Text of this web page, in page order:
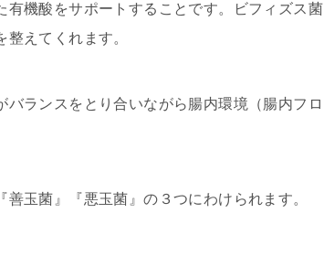
機酸をサポートすることです。ビフィズス菌
えてくれます。
ランスをとり合いながら腸内環境（腸内フロ
玉菌』『悪玉菌』の３つにわけられます。